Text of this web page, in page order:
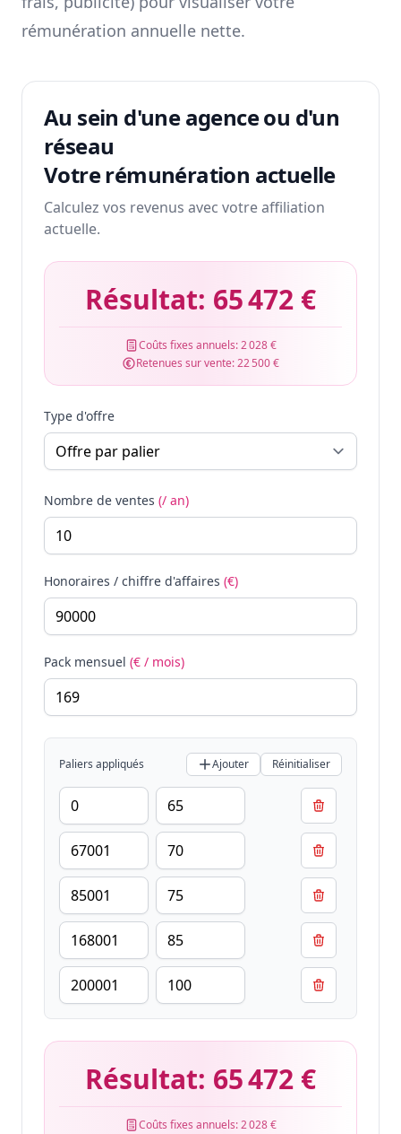
rémunération annuelle nette.
Au sein d'une agence ou d'un
réseau
Votre rémunération actuelle
Calculez vos revenus avec votre affiliation
actuelle.
Résultat: 65 472 €
Coûts fixes annuels:2 028 €
Retenues sur vente:22 500 €
Type d'offre
Nombre de ventes (/ an)
Honoraires / chiffre d'affaires (€)
Pack mensuel (€ / mois)
Paliers appliqués Ajouter Réinitialiser
Résultat: 65 472 €
Coûts fixes annuels:2 028 €